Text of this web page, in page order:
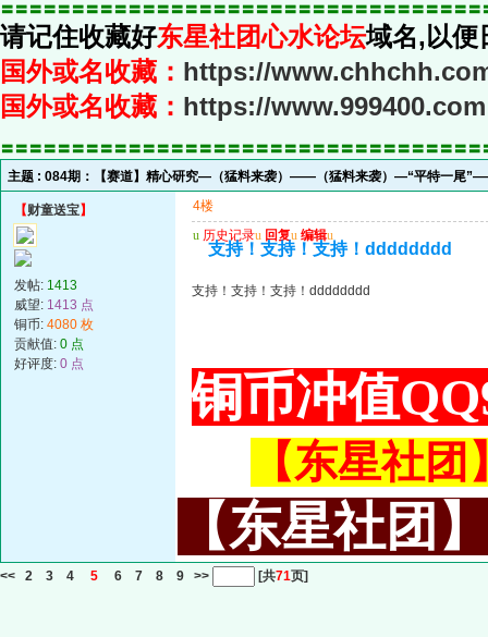
〓〓〓〓〓〓〓〓〓〓〓〓〓〓〓〓〓〓〓〓〓〓〓〓〓〓〓〓〓〓〓〓〓〓
请记住收藏好东星社团心水论坛域名,以便
国外或名收藏： https://
国外或名收藏： https://www.999400.com
〓〓〓〓〓〓〓〓〓〓〓〓〓〓〓〓〓〓〓〓〓〓〓〓〓〓〓〓〓〓〓〓〓〓
主题 : 084期：【赛道】精心研究—（猛料来袭）——（猛料来袭）—“平特一尾
【财童送宝】
发帖: 1413
威望: 1413 点
铜币: 4080 枚
贡献值: 0 点
好评度: 0 点
4楼
u 历史记录u 回复u 编辑u
支持！支持！支持！dddddddd
支持！支持！支持！dddddddd
铜币冲值
【东星社
【东星社团
<< 2 3 4 5 6 7 8 9 >> [共71页]